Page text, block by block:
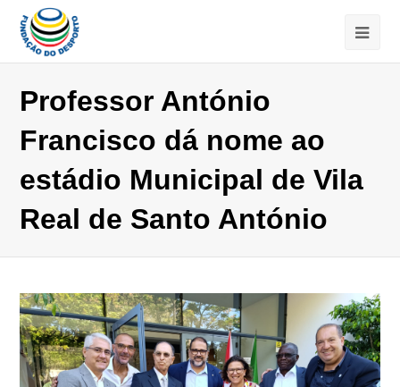
Professor António
Francisco dá nome ao
estádio Municipal de Vila
Real de Santo António